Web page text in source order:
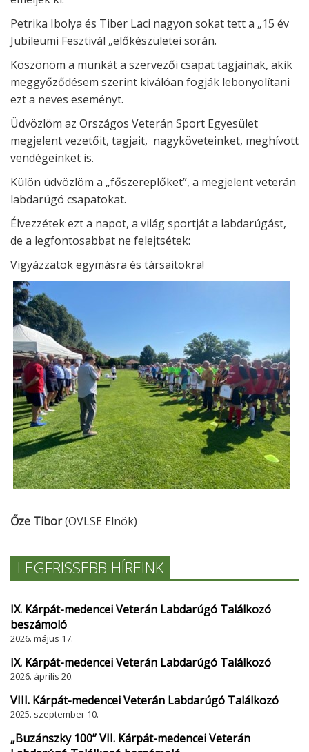
Petrika Ibolya és Tiber Laci nagyon sokat tett a „15 év
Jubileumi Fesztivál „előkészületei során.
Köszönöm a munkát a szervezői csapat tagjainak, akik
meggyőződésem szerint kiválóan fogják lebonyolítani
ezt a neves eseményt.
Üdvözlöm az Országos Veterán Sport Egyesület
megjelent vezetőit, tagjait, nagyköveteinket, meghívott
vendégeinket is.
Külön üdvözlöm a „főszereplőket”, a megjelent veterán
labdarúgó csapatokat.
Élvezzétek ezt a napot, a világ sportját a labdarúgást,
de a legfontosabbat ne felejtsétek:
Vigyázzatok egymásra és társaitokra!
Őze Tibor(OVLSE Elnök)
LEGFRISSEBB HÍREINK
IX. Kárpát-medencei Veterán Labdarúgó Találkozó
beszámoló
2026. május 17.
IX. Kárpát-medencei Veterán Labdarúgó Találkozó
2026. április 20.
VIII. Kárpát-medencei Veterán Labdarúgó Találkozó
2025. szeptember 10.
„Buzánszky 100” VII. Kárpát-medencei Veterán